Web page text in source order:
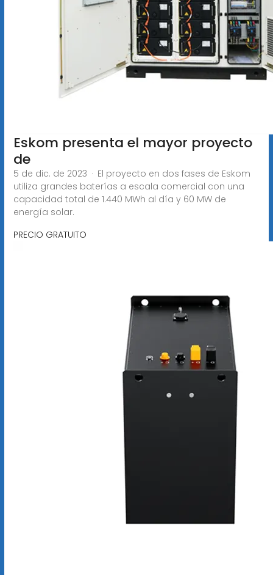
Eskom presenta el mayor proyecto
de
5 de dic. de 2023 · El proyecto en dos fases de Eskom
utiliza grandes baterías a escala comercial con una
capacidad total de 1.440 MWh al día y 60 MW de
energía solar.
PRECIO GRATUITO